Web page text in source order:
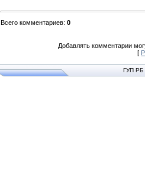
Всего комментариев: 0
Добавлять комментарии
[
ГУП РБ